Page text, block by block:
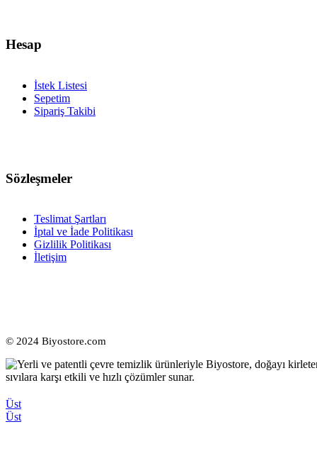
Hesap
İstek Listesi
Sepetim
Sipariş Takibi
Sözleşmeler
Teslimat Şartları
İptal ve İade Politikası
Gizlilik Politikası
İletişim
© 2024 Biyostore.com
Üst
Üst